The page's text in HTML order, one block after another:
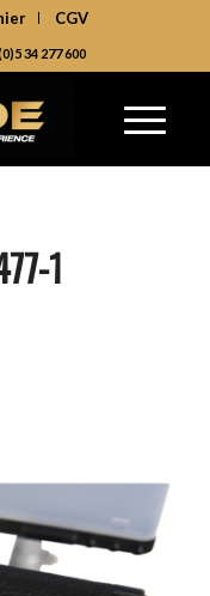
CGV
34 277 600
1